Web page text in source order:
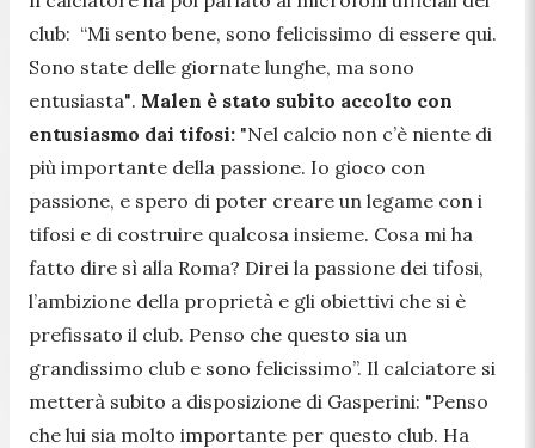
club: “Mi sento bene, sono felicissimo di essere qui.
Sono state delle giornate lunghe, ma sono
entusiasta". Malen è stato subito accolto con
entusiasmo dai tifosi: "Nel calcio non c’è niente di
più importante della passione. Io gioco con
passione, e spero di poter creare un legame con i
tifosi e di costruire qualcosa insieme. Cosa mi ha
fatto dire sì alla Roma? Direi la passione dei tifosi,
l’ambizione della proprietà e gli obiettivi che si è
prefissato il club. Penso che questo sia un
grandissimo club e sono felicissimo”. Il calciatore si
metterà subito a disposizione di Gasperini: "Penso
che lui sia molto importante per questo club. Ha